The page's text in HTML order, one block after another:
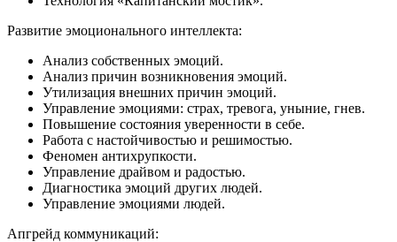
Развитие эмоционального интеллекта:
Анализ собственных эмоций.
Анализ причин возникновения эмоций.
Утилизация внешних причин эмоций.
Управление эмоциями: страх, тревога, уныние, гнев.
Повышение состояния уверенности в себе.
Работа с настойчивостью и решимостью.
Феномен антихрупкости.
Управление драйвом и радостью.
Диагностика эмоций других людей.
Управление эмоциями людей.
Апгрейд коммуникаций: